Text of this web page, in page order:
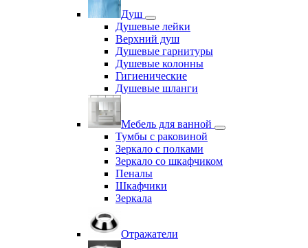
Душ
Душевые лейки
Верхний душ
Душевые гарнитуры
Душевые колонны
Гигиенические
Душевые шланги
Мебель для ванной
Тумбы с раковиной
Зеркало с полками
Зеркало со шкафчиком
Пеналы
Шкафчики
Зеркала
Отражатели